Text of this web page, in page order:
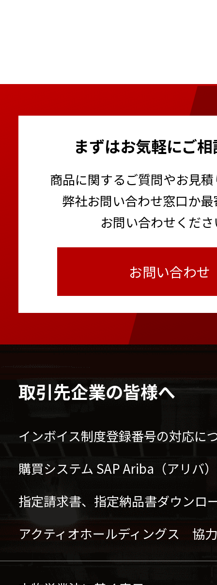
まずはお気軽にご
商品に関するご質問やお見
弊社お問い合わせ窓口か
お問い合わせくだ
お問い合わせ
取引先企業の皆様へ
インボイス制度登録番号の対応に
購買システム SAP Ariba（アリバ
指定請求書、指定納品書ダウンロ
アクティオホールディングス 協